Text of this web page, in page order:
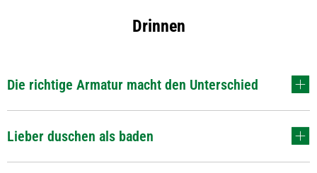
und
Drinnen
Die richtige Armatur macht den Unterschied
Lieber duschen als baden